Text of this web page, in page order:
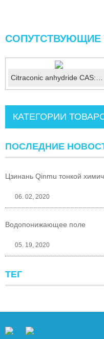
СОПУТСТВУЮЩИЕ
КАТЕГОРИИ
ПОСЛЕДНИЕ
Цзинань Qinmu тонкой
06. 02, 2020
Водопонижающее поле
05. 19, 2020
ТЕГ